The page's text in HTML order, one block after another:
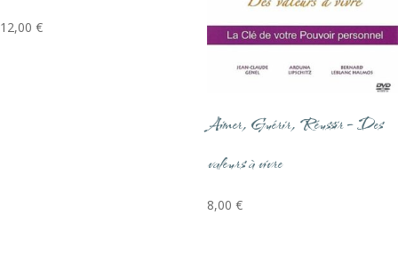
12,00 €
Aimer, Guérir, Réussir – Des
valeurs à vivre
8,00 €